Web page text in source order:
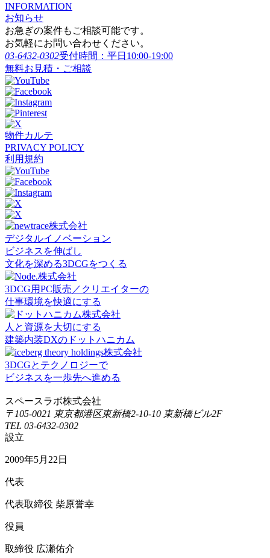
INFORMATION
お知らせ
お急ぎの案件もご相談可能です。
お気軽にお問い合わせください。
03-6432-0302受付時間：平日10:00-19:00
無料お見積・ご相談
物件カルテ
PRIVACY POLICY
利用規約
デジタルイノベーション
ビジネスを伸ばし
文化を深める3DCGをつくる
3DCG用PC販売／クリエイターの
仕事環境を快適にする
人と資源を大切にする
建築内装DXのドットハニカム
3DCGとテクノロジーで
ビジネスを一歩先へ進める
スペースラボ株式会社
〒105-0021 東京都港区東新橋2-10-10 東新橋ビル2F
TEL 03-6432-0302
設立
2009年5月22日
代表
代表取締役 柴原誉幸
役員
取締役 広瀬佑介